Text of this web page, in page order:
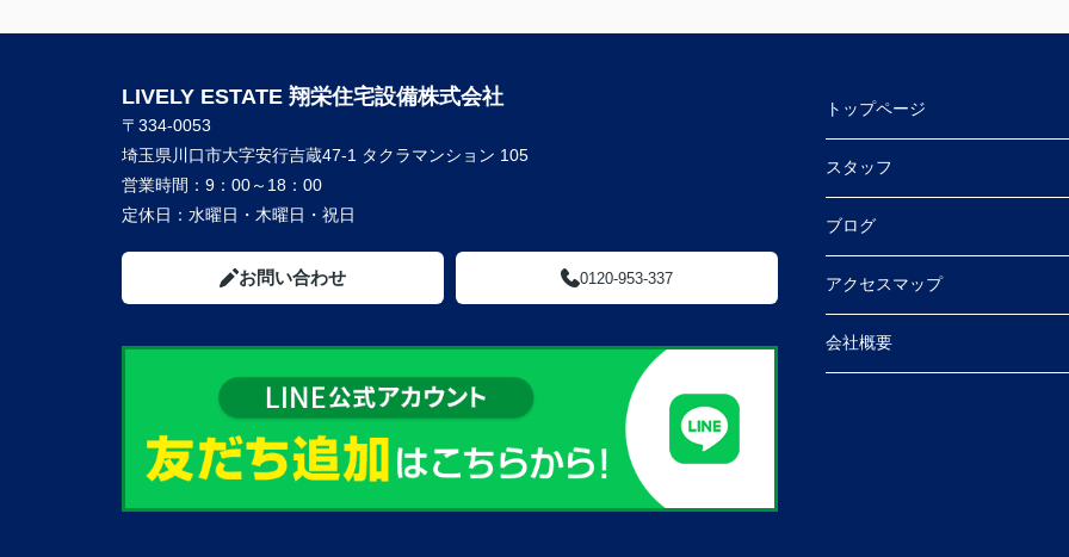
LIVELY ESTATE 翔栄住宅設備株式会社
〒334-0053
埼玉県川口市大字安行吉蔵47-1 タクラマンション 105
営業時間： 9：00～18：00
定休日： 水曜日・木曜日・祝日
お問い合わせ 0120-953-337
トップページ
スタッフ
ブログ
アクセスマップ
会社概要